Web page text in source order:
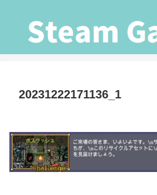
20231222171136_1